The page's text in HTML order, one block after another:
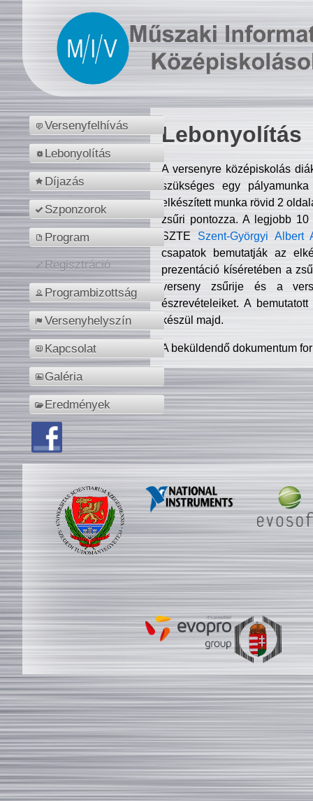
Versenyfelhívás
Lebonyolítás
Díjazás
Szponzorok
Program
Regisztráció
Programbizottság
Versenyhelyszín
Kapcsolat
Galéria
Eredmények
Lebonyolítás
A versenyre középiskolás
szükséges egy
elkészített munka rövid 2
zsűri pontozza. A legjobb
SZTE Szent-Györgyi Albert
csapatok bemutatják az
prezentáció kíséretében a
verseny zsűrije és a
észrevételeiket. A
készül majd.
A beküldendő dokumentum